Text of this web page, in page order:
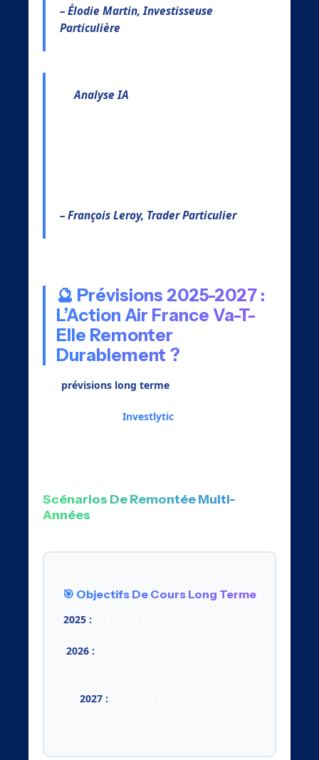
– Élodie Martin, Investisseuse
Particulière
« L’Analyse IA
– François Leroy, Trader Particulier
🔮 Prévisions 2025-2027 :
L’Action Air France Va-T-
Elle Remonter
Durablement ?
prévisions long terme
Investlytic
Scénarios De Remontée Multi-
Années
🎯 Objectifs De Cours Long Terme
2025 :
2026 :
2027 :